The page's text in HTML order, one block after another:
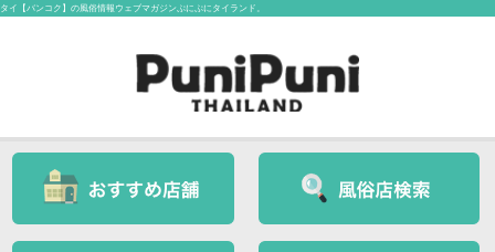
タイ【バンコク】の風俗情報ウェブマガジンぷにぷにタイランド。